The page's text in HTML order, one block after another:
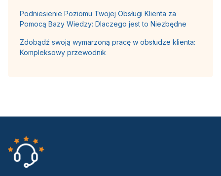
Podniesienie Poziomu Twojej Obsługi Klienta za
Pomocą Bazy Wiedzy: Dlaczego jest to Niezbędne
Zdobądź swoją wymarzoną pracę w obsłudze klienta:
Kompleksowy przewodnik